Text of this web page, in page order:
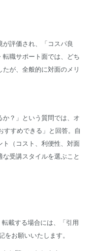
評価され、「コスパ良
職サポート面では、どち
が、全般的に対面のメリ
か？」という質問では、オ
すすめできる」と回答。自
（コスト、利便性、対面
受講スタイルを選ぶこと
載する場合には、「引用
をお願いいたします。